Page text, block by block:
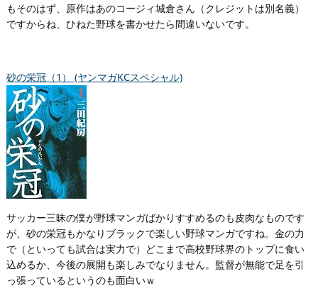
もそのはず、原作はあのコージィ城倉さん（クレジットは別名義）
ですからね、ひねた野球を書かせたら間違いないです。
砂の栄冠（1） (ヤンマガKCスペシャル)
サッカー三昧の僕が野球マンガばかりすすめるのも皮肉なものです
が、砂の栄冠もかなりブラックで楽しい野球マンガですね。金の力
で（といっても試合は実力で）どこまで高校野球界のトップに食い
込めるか、今後の展開も楽しみでなりません。監督が無能で足を引
っ張っているというのも面白いｗ